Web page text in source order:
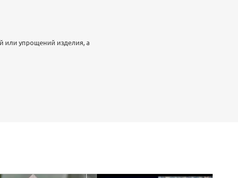
или упрощений изделия, а